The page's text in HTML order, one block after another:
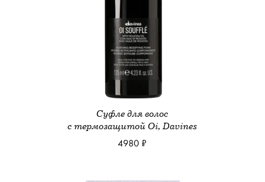
Суфле для волос
с термозащитой Oi, Davines
4980 ₽